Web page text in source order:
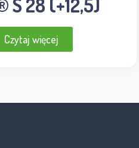
S 28 (+12,5)
Czytaj więcej